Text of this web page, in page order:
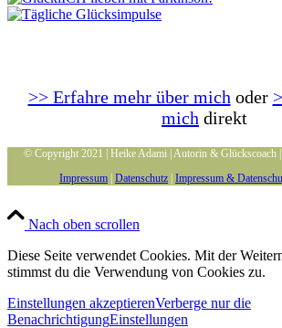
>> Erfahre mehr über mich oder
mich direkt
© Copyright 2021 | Heike Adami | Autorin & Glückscoach |
Impressum | Datenschutz | Impressum &
Nach oben scrollen
Diese Seite verwendet Cookies. Mit der
stimmst du die Verwendung von Cookies zu.
Einstellungen akzeptierenVerberge nur die
BenachrichtigungEinstellungen